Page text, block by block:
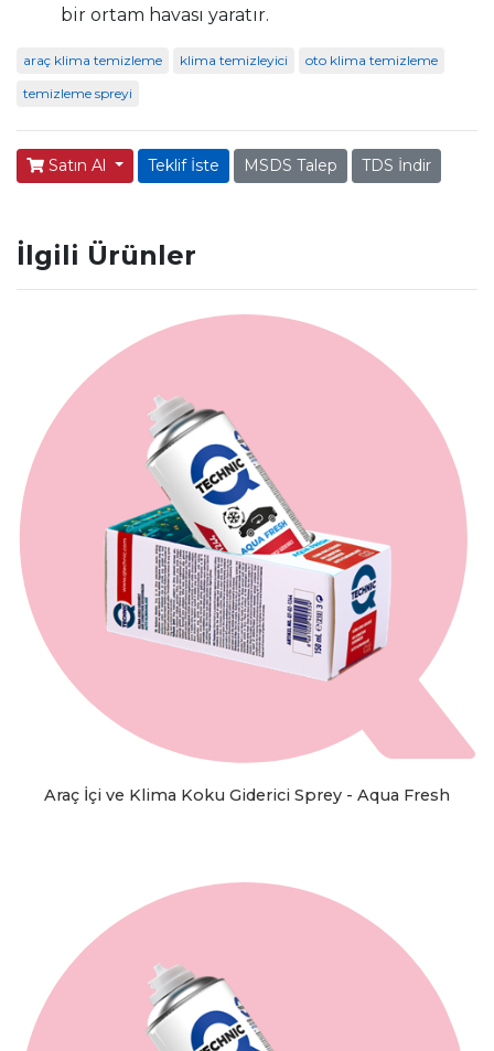
bir ortam havası yaratır.
araç klima temizleme klima temizleyici
oto klima temizleme
temizleme spreyi
Satın Al Teklif İste MSDS Talep TDS İndir
İlgili Ürünler
Araç İçi ve Klima Koku Giderici Sprey - Aqua Fresh